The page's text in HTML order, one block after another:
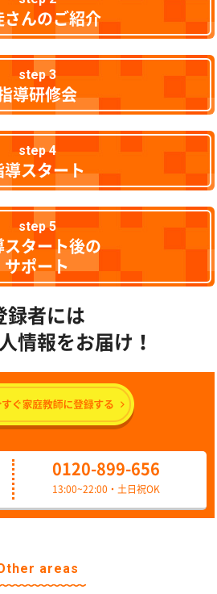
さんのご紹介
step 3
導研修会
step 4
導スタート
step 5
スタート後の
サポート
録者には
情報をお届け！
0120-899-656
13:00~22:00・土日祝OK
areas